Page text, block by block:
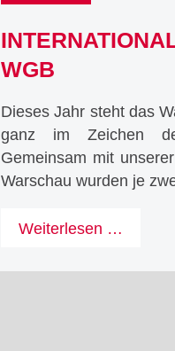
WGB
Dieses Jahr steht das
ganz im Zeichen
Gemeinsam mit
Warschau wurden je
Weiterlesen …
am